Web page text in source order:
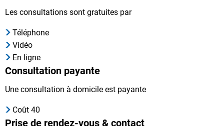
Les consultations sont gratuites par
Téléphone
Vidéo
En ligne
Consultation payante
Une consultation à domicile est payante
Coût 40
Prise de rendez-vous & contact